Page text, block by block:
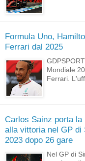
Formula Uno,
Ferrari dal 2025
Mondiale
Ferrari.
Carlos Sainz porta la
alla vittoria nel GP di
2023 dopo 26 gare
Nel GP di